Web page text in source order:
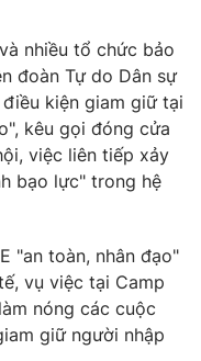
nhiều tổ chức bảo
đoàn Tự do Dân sự
kiện giam giữ tại
kêu gọi đóng cửa
việc liên tiếp xảy
bạo lực" trong hệ
"an toàn, nhân đạo"
vụ việc tại Camp
nóng các cuộc
giữ người nhập